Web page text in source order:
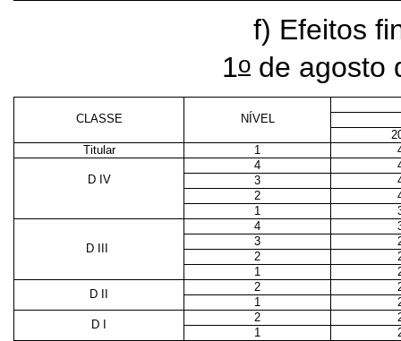
f) Efeitos
1o de agosto
CLASSE
NÍVEL
Titular
1
4
D IV
3
2
1
D III
4
3
2
1
D II
2
1
D I
2
1